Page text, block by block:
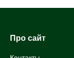
Про сайт